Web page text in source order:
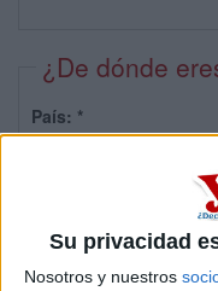
Su privacidad
Nosotros y nuestros
¿De dónde
País: *